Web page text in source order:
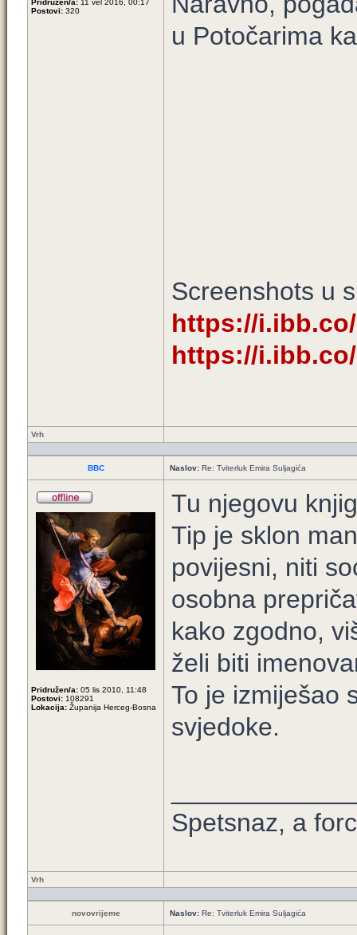
Pridružen/a: 11 vel 2016, 00:17
Postovi: 320
u Potočarima
Screenshots u
https://
https://
Vrh
BBC Naslov: Re: Tviterluk Emira Suljagića
Pridružen/a: 05 lis 2010, 11:48
Postovi: 108291
Lokacija: Županija Herceg-Bosna
Tu njegovu
Tip je sklon
povijesni, niti
osobna
kako zgodno,
želi biti
To je izmiješao
svjedoke.
Spetsnaz, a
Vrh
novovrijeme Naslov: Re: Tviterluk Emira Suljagića